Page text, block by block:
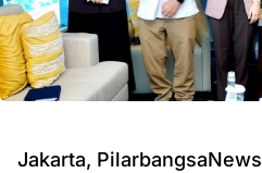
Jakarta, PilarbangsaNews